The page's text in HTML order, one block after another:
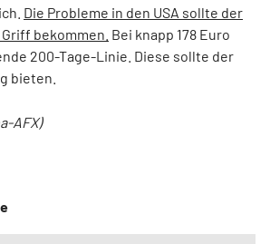
Die Probleme in den USA sollte der
bekommen. Bei knapp 178 Euro
200-Tage-Linie. Diese sollte der
bieten.
AFX)